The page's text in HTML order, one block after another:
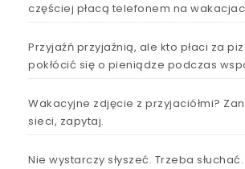
częściej płacą telefonem na
Przyjaźń przyjaźnią, ale kto płaci za
pokłócić się o pieniądze podczas
Wakacyjne zdjęcie z przyjaciółmi?
sieci, zapytaj.
Nie wystarczy słyszeć. Trzeba